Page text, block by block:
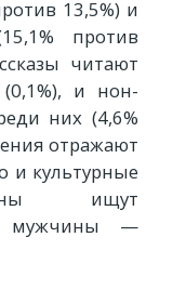
13,5%) и
против
читают
и нон-
них (4,6%
отражают
и культурные
ищут
мужчины —